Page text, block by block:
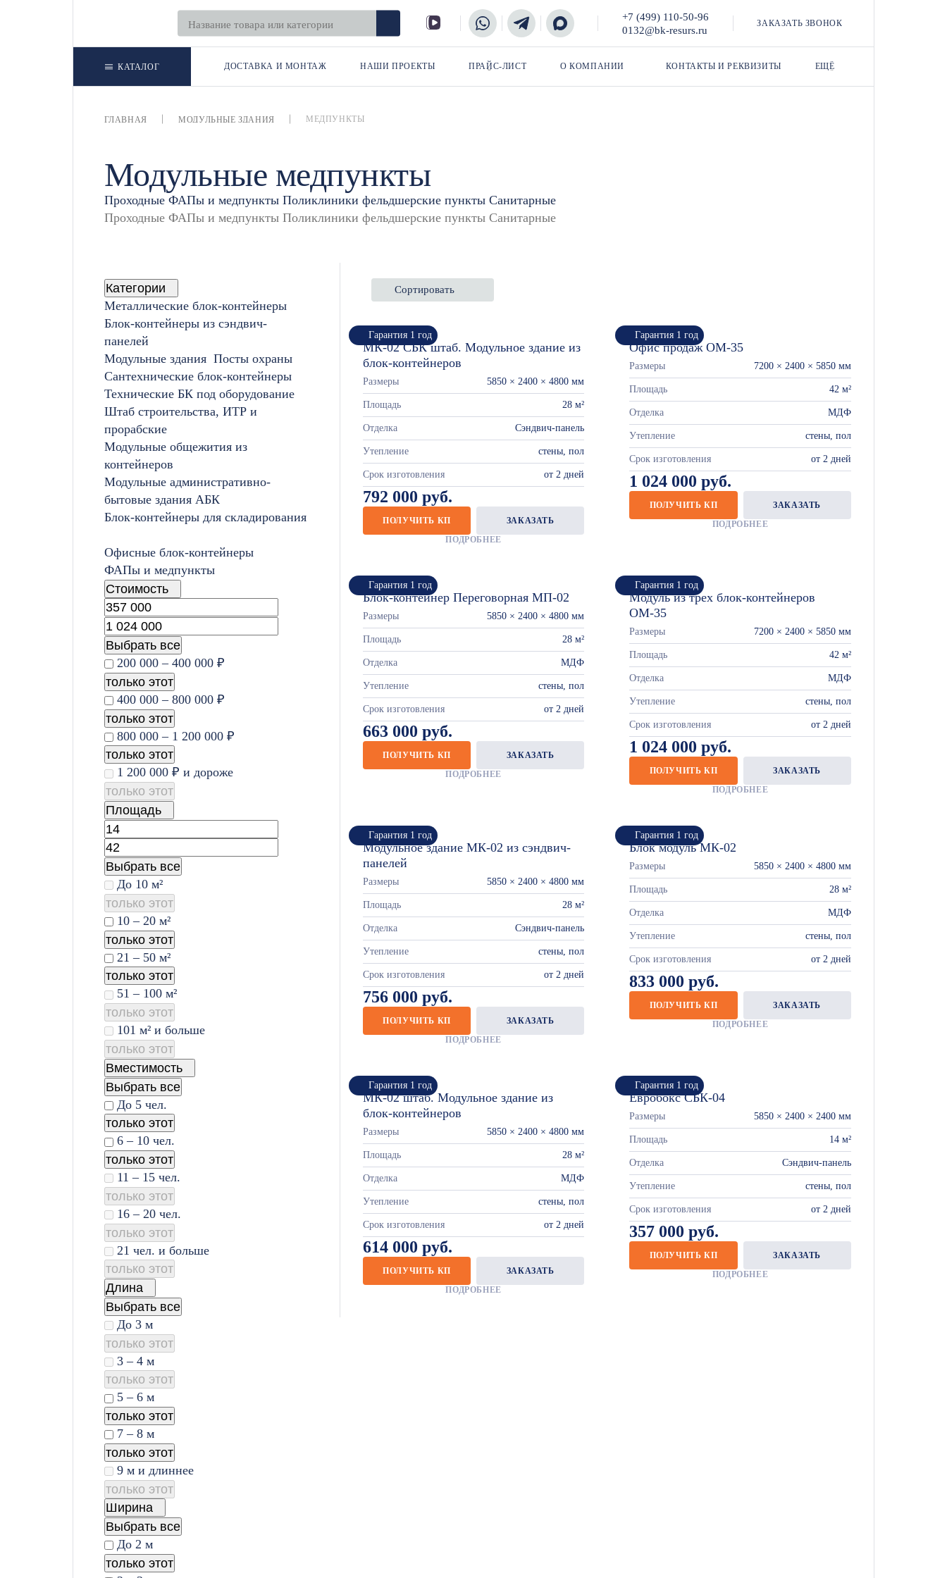
+7 (499) 110-50-96
0132@bk-resurs.ru
ЗАКАЗАТЬ ЗВОНОК
КАТАЛОГ ДОСТАВКА И МОНТАЖ НАШИ ПРОЕКТЫ ПРАЙС-ЛИСТ О КОМПАНИИ КОНТАКТЫ И РЕКВИЗИТЫ ЕЩЁ
ГЛАВНАЯ МОДУЛЬНЫЕ ЗДАНИЯ МЕДПУНКТЫ
Модульные медпункты
Проходные ФАПы и медпункты Поликлиники фельдшерские пункты Санитарные
Категории
Металлические блок-контейнеры
Блок-контейнеры из сэндвич-
панелей
Модульные здания Посты охраны
Сантехнические блок-контейнеры
Технические БК под оборудование
Штаб строительства, ИТР и
прорабские
Модульные общежития из
контейнеров
Модульные административно-
бытовые здания АБК
Блок-контейнеры для складирования
Офисные блок-контейнеры
ФАПы и медпункты
Стоимость
Выбрать все
200 000 – 400 000 ₽
только этот
400 000 – 800 000 ₽
только этот
800 000 – 1 200 000 ₽
только этот
1 200 000 ₽ и дороже
только этот
Площадь
Выбрать все
До 10 м²
только этот
10 – 20 м²
только этот
21 – 50 м²
только этот
51 – 100 м²
только этот
101 м² и больше
только этот
Вместимость
Выбрать все
До 5 чел.
только этот
6 – 10 чел.
только этот
11 – 15 чел.
только этот
16 – 20 чел.
только этот
21 чел. и больше
только этот
Длина
Выбрать все
До 3 м
только этот
3 – 4 м
только этот
5 – 6 м
только этот
7 – 8 м
только этот
9 м и длиннее
только этот
Ширина
Выбрать все
До 2 м
только этот
Сортировать
Гарантия 1 год
МК-02 СБК штаб. Модульное здание из
блок-контейнеров
Размеры 5850 × 2400 × 4800 мм
Площадь 28 м²
Отделка Сэндвич-панель
Утепление стены, пол
Срок изготовления от 2 дней
792 000 руб.
ПОЛУЧИТЬ КП
ЗАКАЗАТЬ
ПОДРОБНЕЕ
Гарантия 1 год
Офис продаж ОМ-35
Размеры 7200 × 2400 × 5850 мм
Площадь 42 м²
Отделка МДФ
Утепление стены, пол
Срок изготовления от 2 дней
1 024 000 руб.
ПОЛУЧИТЬ КП
ЗАКАЗАТЬ
ПОДРОБНЕЕ
Гарантия 1 год
Блок-контейнер Переговорная МП-02
Размеры 5850 × 2400 × 4800 мм
Площадь 28 м²
Отделка МДФ
Утепление стены, пол
Срок изготовления от 2 дней
663 000 руб.
ПОЛУЧИТЬ КП
ЗАКАЗАТЬ
ПОДРОБНЕЕ
Гарантия 1 год
Модуль из трех блок-контейнеров
ОМ-35
Размеры 7200 × 2400 × 5850 мм
Площадь 42 м²
Отделка МДФ
Утепление стены, пол
Срок изготовления от 2 дней
1 024 000 руб.
ПОЛУЧИТЬ КП
ЗАКАЗАТЬ
ПОДРОБНЕЕ
Гарантия 1 год
Модульное здание МК-02 из сэндвич-
панелей
Размеры 5850 × 2400 × 4800 мм
Площадь 28 м²
Отделка Сэндвич-панель
Утепление стены, пол
Срок изготовления от 2 дней
756 000 руб.
ПОЛУЧИТЬ КП
ЗАКАЗАТЬ
ПОДРОБНЕЕ
Гарантия 1 год
Блок модуль МК-02
Размеры 5850 × 2400 × 4800 мм
Площадь 28 м²
Отделка МДФ
Утепление стены, пол
Срок изготовления от 2 дней
833 000 руб.
ПОЛУЧИТЬ КП
ЗАКАЗАТЬ
ПОДРОБНЕЕ
Гарантия 1 год
МК-02 штаб. Модульное здание из
блок-контейнеров
Размеры 5850 × 2400 × 4800 мм
Площадь 28 м²
Отделка МДФ
Утепление стены, пол
Срок изготовления от 2 дней
614 000 руб.
ПОЛУЧИТЬ КП
ЗАКАЗАТЬ
ПОДРОБНЕЕ
Гарантия 1 год
Евробокс СБК-04
Размеры 5850 × 2400 × 2400 мм
Площадь 14 м²
Отделка Сэндвич-панель
Утепление стены, пол
Срок изготовления от 2 дней
357 000 руб.
ПОЛУЧИТЬ КП
ЗАКАЗАТЬ
ПОДРОБНЕЕ